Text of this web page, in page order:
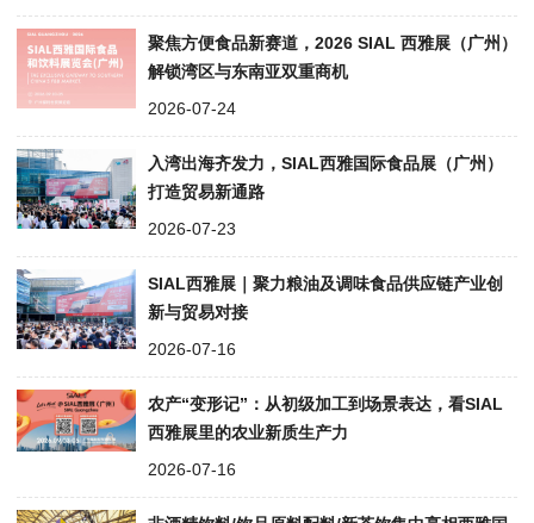
聚焦方便食品新赛道，2026 SIAL 西雅展（广州）
解锁湾区与东南亚双重商机
2026-07-24
入湾出海齐发力，SIAL西雅国际食品展（广州）
打造贸易新通路
2026-07-23
SIAL西雅展｜聚力粮油及调味食品供应链产业创
新与贸易对接
2026-07-16
农产“变形记”：从初级加工到场景表达，看SIAL
西雅展里的农业新质生产力
2026-07-16